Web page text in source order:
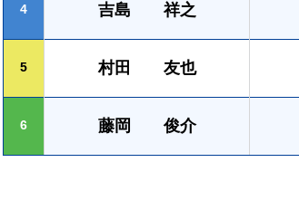
4 吉島 祥之
5 村田 友也
6 藤岡 俊介